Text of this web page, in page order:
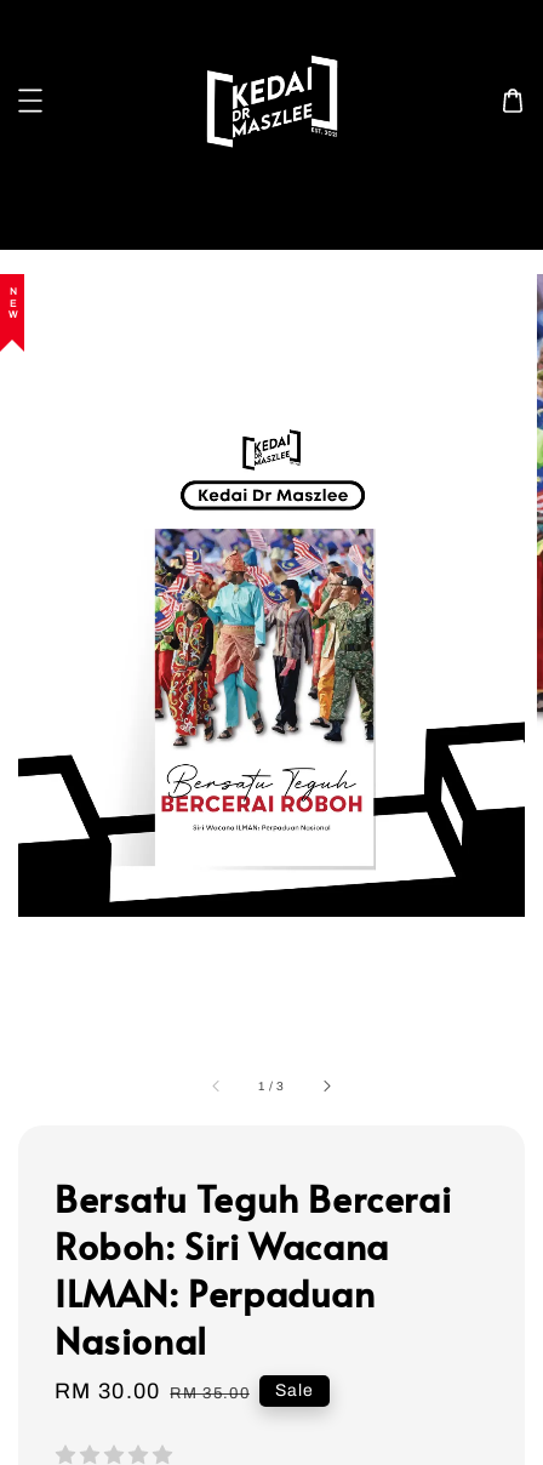
1 /3
NEW
Bersatu Teguh Bercerai
Roboh: Siri Wacana
ILMAN: Perpaduan
Nasional
Sale
RM 30.00 Regular
RM 35.00 Sale